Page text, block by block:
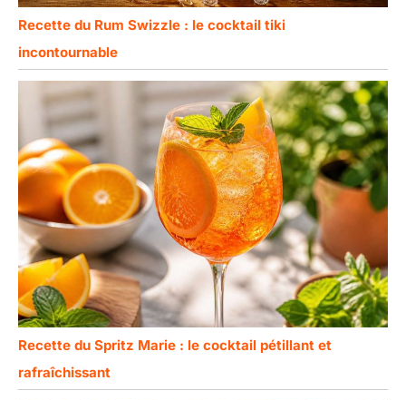
Recette du Rum Swizzle : le cocktail tiki
incontournable
Recette du Spritz Marie : le cocktail pétillant et
rafraîchissant